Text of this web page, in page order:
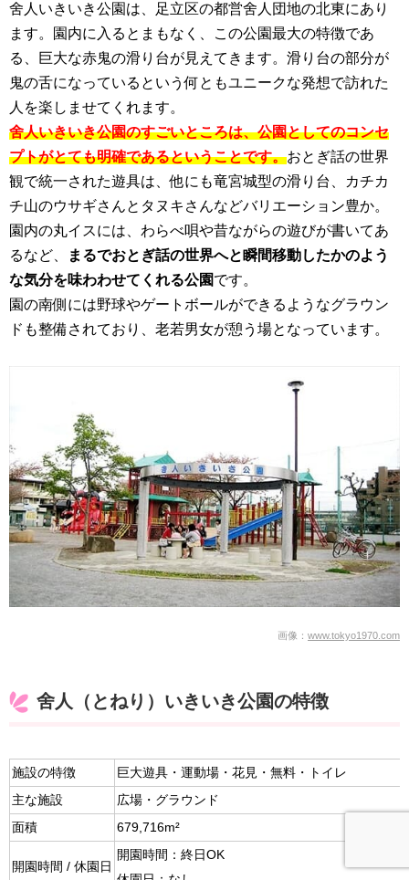
舍人いきいき公園は、足立区の都営舍人団地の北東にあり
ます。園内に入るとまもなく、この公園最大の特徴であ
る、巨大な赤鬼の滑り台が見えてきます。滑り台の部分が
鬼の舌になっているという何ともユニークな発想で訪れた
人を楽しませてくれます。
舍人いきいき公園のすごいところは、公園としてのコンセ
プトがとても明確であるということです。おとぎ話の世界
観で統一された遊具は、他にも竜宮城型の滑り台、カチカ
チ山のウサギさんとタヌキさんなどバリエーション豊か。
園内の丸イスには、わらべ唄や昔ながらの遊びが書いてあ
るなど、
まるでおとぎ話の世界へと瞬間移動したかのよう
な気分を味わわせてくれる公園です。
園の南側には野球やゲートボールができるようなグラウン
ドも整備されており、老若男女が憩う場となっています。
画像： www.tokyo1970.com
舍人（とねり）いきいき公園の特徴
施設の特徴
巨大遊具・運動場・花見・無料・トイレ
主な施設
広場・グラウンド
面積
679,716m²
開園時間 / 休園日
開園時間：終日OK